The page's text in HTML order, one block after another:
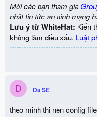
Mời các bạn tham gia
nhật tin tức an ninh mạng
Lưu ý từ WhiteHat: Kiến
không làm điều xấu. Luật
D Du SE
theo minh thi nen config